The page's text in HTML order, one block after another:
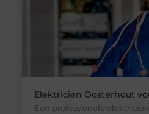
Elektricien Oosterhout
Een professionele